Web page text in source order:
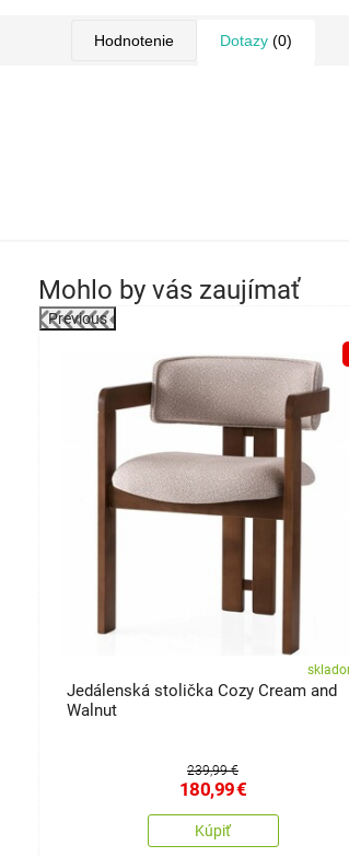
Hodnotenie Dotazy (0)
Mohlo by vás zaujímať
Previous
Jedálenská stolička Cozy Cream and
Walnut
239,99 €
180,99€
Kúpiť